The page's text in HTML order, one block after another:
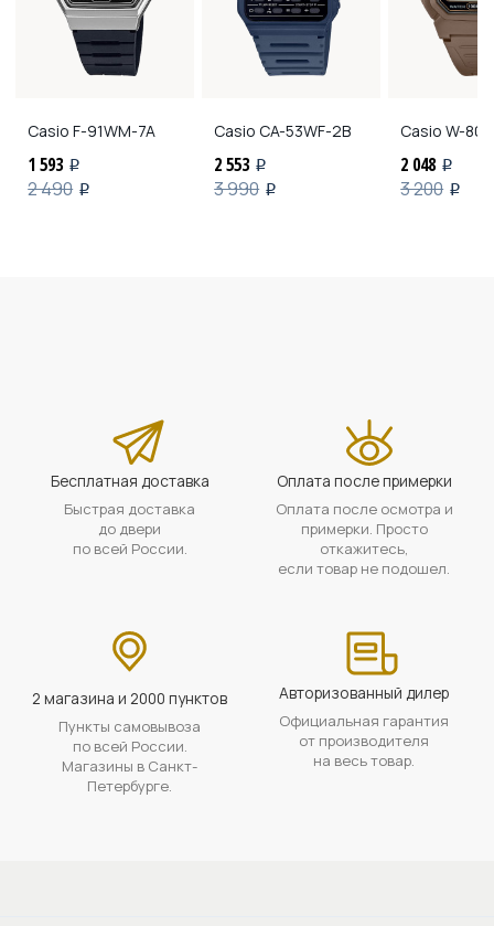
Casio F-91WM-7A
1 593 i
2 490 i
Casio CA-53WF-2B
2 553 i
3 990 i
Casio W-
2 048 i
3 200 i
Бесплатная доставка
Быстрая доставка
до двери
по всей России.
Оплата после примерки
Оплата после осмотра и
примерки. Просто
откажитесь,
если товар не подошел.
2 магазина и 2000 пунктов
Пункты самовывоза
по всей России.
Магазины в Санкт-
Петербурге.
Авторизованный дилер
Официальная гарантия
от производителя
на весь товар.